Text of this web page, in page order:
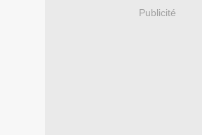
Publicité